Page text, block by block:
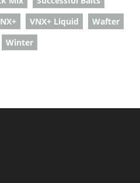
VNX+ Liquid
Wafter
Winter